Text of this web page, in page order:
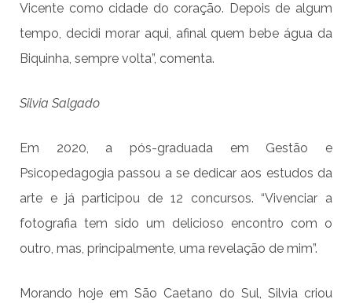
Vicente como cidade do coração. Depois de algum
tempo, decidi morar aqui, afinal quem bebe água da
Biquinha, sempre volta”, comenta.
Silvia Salgado
Em 2020, a pós-graduada em Gestão e
Psicopedagogia passou a se dedicar aos estudos da
arte e já participou de 12 concursos. “Vivenciar a
fotografia tem sido um delicioso encontro com o
outro, mas, principalmente, uma revelação de mim”.
Morando hoje em São Caetano do Sul, Silvia criou